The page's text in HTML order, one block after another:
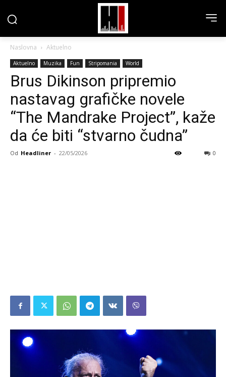
Naslovna Aktuelno
Aktuelno Muzika Fun Stripomania World
Brus Dikinson pripremio
nastavag grafičke novele
“The Mandrake Project”, kaže
da će biti “stvarno čudna”
Od Headliner - 22/05/2026 0